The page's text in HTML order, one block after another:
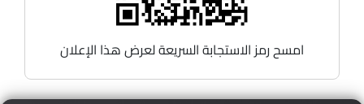
امسح رمز الاستجابة السريعة لعرض هذا الإعلان